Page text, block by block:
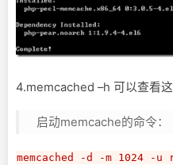
4.memcached –h 可以查看
启动memcache的命令：
memcached -d -m 1024